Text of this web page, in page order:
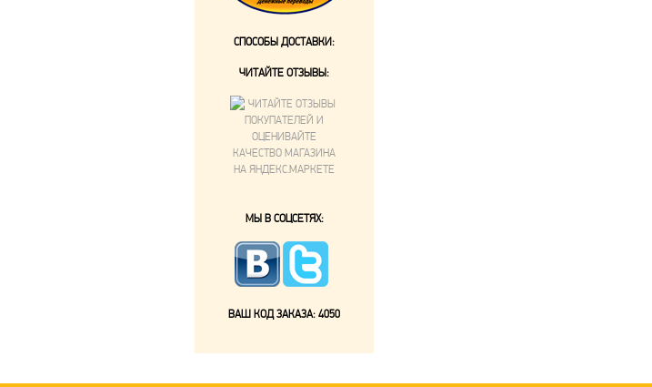
СПОСОБЫ ДОСТАВКИ:
ЧИТАЙТЕ ОТЗЫВЫ:
МЫ В СОЦСЕТЯХ:
ВАШ КОД ЗАКАЗА: 4050